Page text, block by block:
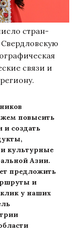
стран-
связи и
повысить
создать
культурные
Азии.
предложить
и
у наших